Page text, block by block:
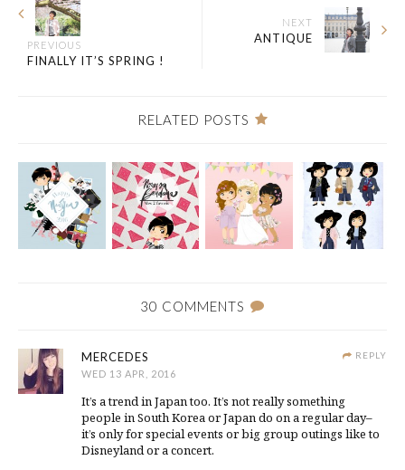
PREVIOUS
FINALLY IT’S SPRING !
NEXT
ANTIQUE
RELATED POSTS
30 COMMENTS
REPLY
MERCEDES
WED 13 APR, 2016
It’s a trend in Japan too. It’s not really something
people in South Korea or Japan do on a regular day–
it’s only for special events or big group outings like to
Disneyland or a concert.